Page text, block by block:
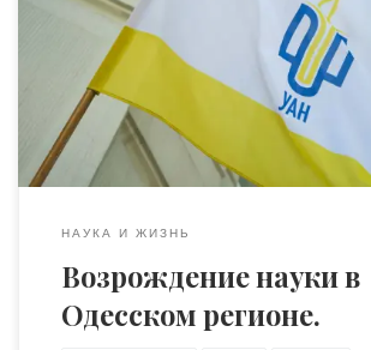
Академии Наук. На открытии
Президиума Украинской академии
УАН, Лауреат государственной премии
области науки и техники, Заслуженный
Украины, доктор технических наук —
Федорович Онипко […]
НАУКА И ЖИЗНЬ
Возрождение науки в
Одесском регионе.